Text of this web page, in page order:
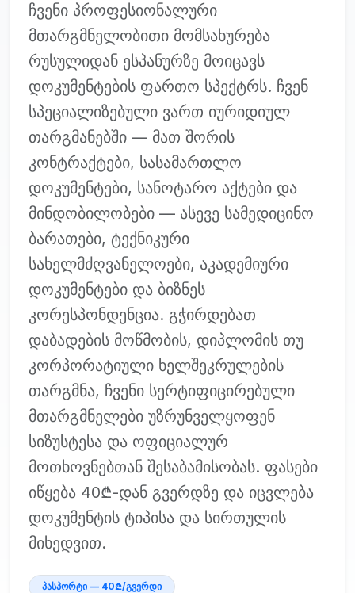
ჩვენი პროფესიონალური
მთარგმნელობითი მომსახურება
რუსულიდან ესპანურზე მოიცავს
დოკუმენტების ფართო სპექტრს. ჩვენ
სპეციალიზებული ვართ იურიდიულ
თარგმანებში — მათ შორის
კონტრაქტები, სასამართლო
დოკუმენტები, სანოტარო აქტები და
მინდობილობები — ასევე სამედიცინო
ბარათები, ტექნიკური
სახელმძღვანელოები, აკადემიური
დოკუმენტები და ბიზნეს
კორესპონდენცია. გჭირდებათ
დაბადების მოწმობის, დიპლომის თუ
კორპორატიული ხელშეკრულების
თარგმნა, ჩვენი სერტიფიცირებული
მთარგმნელები უზრუნველყოფენ
სიზუსტესა და ოფიციალურ
მოთხოვნებთან შესაბამისობას. ფასები
იწყება 40₾-დან გვერდზე და იცვლება
დოკუმენტის ტიპისა და სირთულის
მიხედვით.
პასპორტი — 40₾/გვერდი